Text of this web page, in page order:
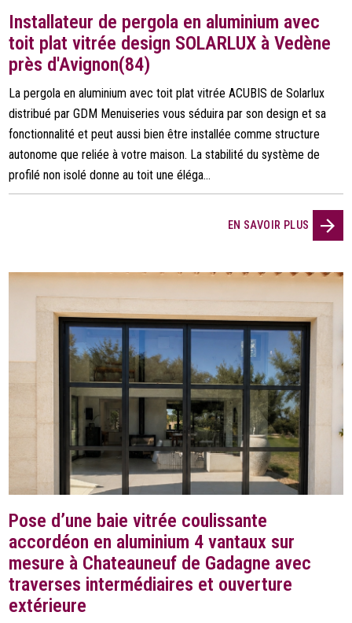
Installateur de pergola en aluminium avec
toit plat vitrée design SOLARLUX à Vedène
près d'Avignon(84)
La pergola en aluminium avec toit plat vitrée ACUBIS de Solarlux
distribué par GDM Menuiseries vous séduira par son design et sa
fonctionnalité et peut aussi bien être installée comme structure
autonome que reliée à votre maison. La stabilité du système de
profilé non isolé donne au toit une éléga...
EN SAVOIR PLUS
Pose d’une baie vitrée coulissante
accordéon en aluminium 4 vantaux sur
mesure à Chateauneuf de Gadagne avec
traverses intermédiaires et ouverture
extérieure